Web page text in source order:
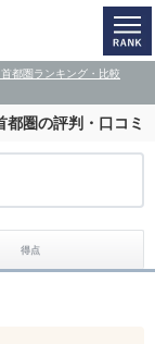
都圏ランキング・比較
圏の評判・口コミ
得点